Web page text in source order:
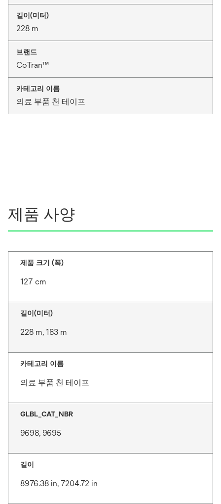
길이(미터)
228 m
브랜드
CoTran™
카테고리 이름
의료 부품 천 테이프
제품 사양
제품 크기 (폭)
127 cm
길이(미터)
228 m, 183 m
카테고리 이름
의료 부품 천 테이프
GLBL_CAT_NBR
9698, 9695
길이
8976.38 in, 7204.72 in